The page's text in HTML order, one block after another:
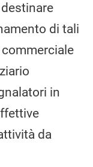
di tali
in
da